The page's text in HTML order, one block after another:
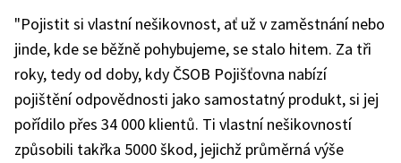
"Pojistit si vlastní nešikovnost, ať už v zaměstnání nebo
jinde, kde se běžně pohybujeme, se stalo hitem. Za tři
roky, tedy od doby, kdy ČSOB Pojišťovna nabízí
pojištění odpovědnosti jako samostatný produkt, si jej
pořídilo přes 34 000 klientů. Ti vlastní nešikovností
způsobili takřka 5000 škod, jejichž průměrná výše